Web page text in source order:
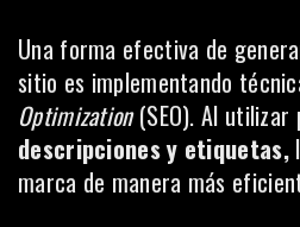
Una forma efectiva de
sitio es implementando
Optimization(SEO). Al utilizar
descripciones y etiquetas,
marca de manera más